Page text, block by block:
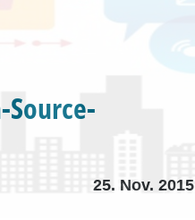
25. Nov. 2015